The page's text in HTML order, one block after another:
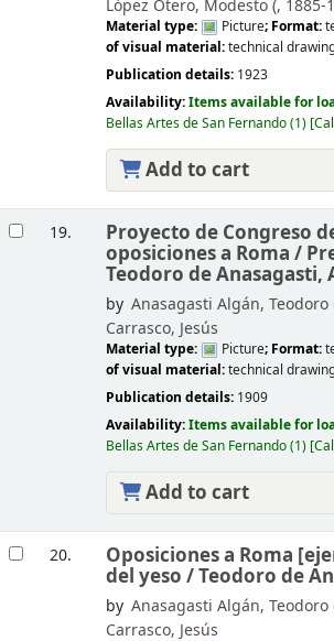
López Otero, Modesto (, 1885-
Material type: Picture; Format:
of visual material:technical
Publication details: 1923
Availability:Items available for
Bellas Artes de San Fernando(1)
Add to cart
19. Proyecto de Congreso
oposiciones a Roma /
Teodoro de Anasagasti,
by Anasagasti Algán, Teodoro
Carrasco, Jesús
Material type: Picture; Format:
of visual material:technical
Publication details: 1909
Availability:Items available for
Bellas Artes de San Fernando(1)
Add to cart
20. Oposiciones a Roma
del yeso /Teodoro de
by Anasagasti Algán, Teodoro
Carrasco, Jesús